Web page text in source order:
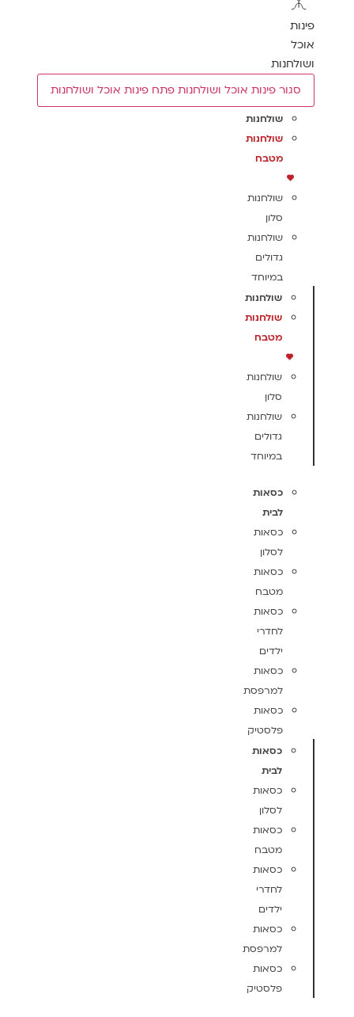
פינות
אוכל
ושולחנות
סגור פינות אוכל ושולחנות פתח פינות אוכל ושולחנות
שולחנות
שולחנות
מטבח
שולחנות
סלון
שולחנות
גדולים
במיוחד
שולחנות
שולחנות
מטבח
שולחנות
סלון
שולחנות
גדולים
במיוחד
כסאות
לבית
כסאות
לסלון
כסאות
מטבח
כסאות
לחדרי
ילדים
כסאות
למרפסת
כסאות
פלסטיק
כסאות
לבית
כסאות
לסלון
כסאות
מטבח
כסאות
לחדרי
ילדים
כסאות
למרפסת
כסאות
פלסטיק